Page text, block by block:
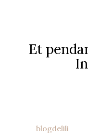
Et
blogdelili